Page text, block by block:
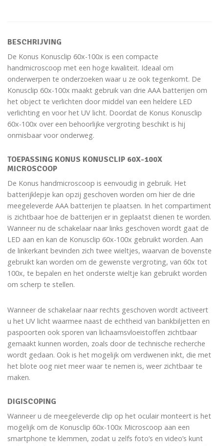
BESCHRIJVING
De Konus Konusclip 60x-100x is een compacte
handmicroscoop met een hoge kwaliteit. Ideaal om
onderwerpen te onderzoeken waar u ze ook tegenkomt. De
Konusclip 60x-100x maakt gebruik van drie AAA batterijen om
het object te verlichten door middel van een heldere LED
verlichting en voor het UV licht. Doordat de Konus Konusclip
60x-100x over een behoorlijke vergroting beschikt is hij
onmisbaar voor onderweg.
TOEPASSING KONUS KONUSCLIP 60X-100X
MICROSCOOP
De Konus handmicroscoop is eenvoudig in gebruik. Het
batterijklepje kan opzij geschoven worden om hier de drie
meegeleverde AAA batterijen te plaatsen. In het compartiment
is zichtbaar hoe de batterijen er in geplaatst dienen te worden.
Wanneer nu de schakelaar naar links geschoven wordt gaat de
LED aan en kan de Konusclip 60x-100x gebruikt worden. Aan
de linkerkant bevinden zich twee wieltjes, waarvan de bovenste
gebruikt kan worden om de gewenste vergroting, van 60x tot
100x, te bepalen en het onderste wieltje kan gebruikt worden
om scherp te stellen.
Wanneer de schakelaar naar rechts geschoven wordt activeert
u het UV licht waarmee naast de echtheid van bankbiljetten en
paspoorten ook sporen van lichaamsvloeistoffen zichtbaar
gemaakt kunnen worden, zoals door de technische recherche
wordt gedaan. Ook is het mogelijk om verdwenen inkt, die met
het blote oog niet meer waar te nemen is, weer zichtbaar te
maken.
DIGISCOPING
Wanneer u de meegeleverde clip op het oculair monteert is het
mogelijk om de Konusclip 60x-100x Microscoop aan een
smartphone te klemmen, zodat u zelfs foto’s en video’s kunt